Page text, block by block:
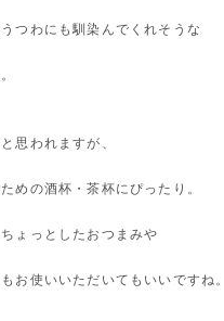
つわにも馴染んでくれそうな
思われますが、
めの酒杯・茶杯にぴったり。
ょっとしたおつまみや
お使いいただいてもいいですね。